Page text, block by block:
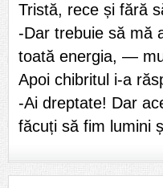
Tristă, rece și fără
-Dar trebuie să mă
toată energia, —
Apoi chibritul i-a
-Ai dreptate! Dar
făcuți să fim lumini